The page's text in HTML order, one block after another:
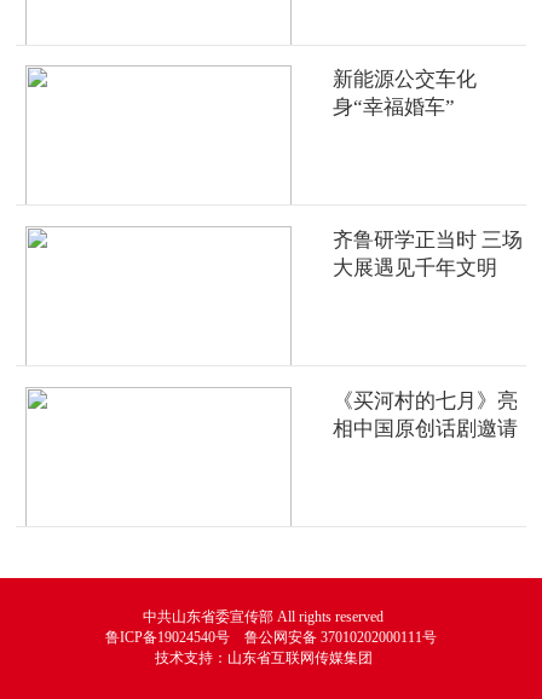
新能源公交车化
身“幸福婚车”
齐鲁研学正当时 三场
大展遇见千年文明
《买河村的七月》亮
相中国原创话剧邀请
中共山东省委宣传部 All rights reserved
鲁ICP备19024540号 鲁公网安备 37010202000111号
技术支持：山东省互联网传媒集团